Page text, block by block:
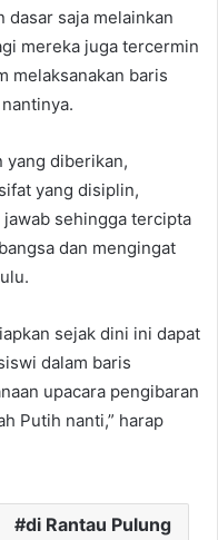
dasar saja melainkan
mereka juga tercermin
melaksanakan baris
yang diberikan,
yang disiplin,
sehingga tercipta
dan mengingat
sejak dini ini dapat
dalam baris
upacara pengibaran
Putih nanti,” harap
di Rantau Pulung